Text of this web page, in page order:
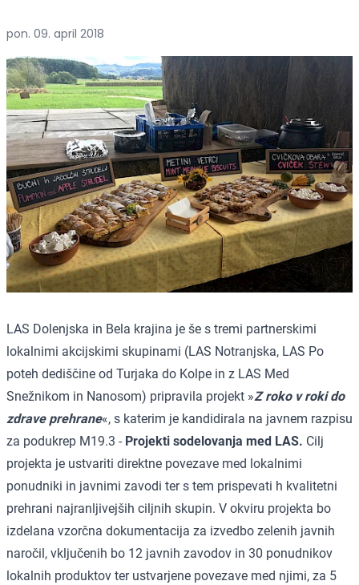
pon. 09. april 2018
LAS Dolenjska in Bela krajina je še s tremi partnerskimi
lokalnimi akcijskimi skupinami (LAS Notranjska, LAS Po
poteh dediščine od Turjaka do Kolpe in z LAS Med
Snežnikom in Nanosom) pripravila projekt »Z roko v roki do
zdrave prehrane«, s katerim je kandidirala na javnem razpisu
za podukrep M19.3 - Projekti sodelovanja med LAS. Cilj
projekta je ustvariti direktne povezave med lokalnimi
ponudniki in javnimi zavodi ter s tem prispevati h kvalitetni
prehrani najranljivejših ciljnih skupin. V okviru projekta bo
izdelana vzorčna dokumentacija za izvedbo zelenih javnih
naročil, vključenih bo 12 javnih zavodov in 30 ponudnikov
lokalnih produktov ter ustvarjene povezave med njimi, za 5